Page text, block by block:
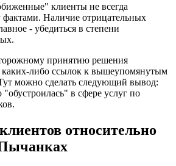
клиенты не всегда
Наличие отрицательных
- убедиться в степени
принятию решения
каких-либо ссылок к вышеупомянутым
можно сделать следующий вывод:
"обустроилась" в сфере услуг по
относительно